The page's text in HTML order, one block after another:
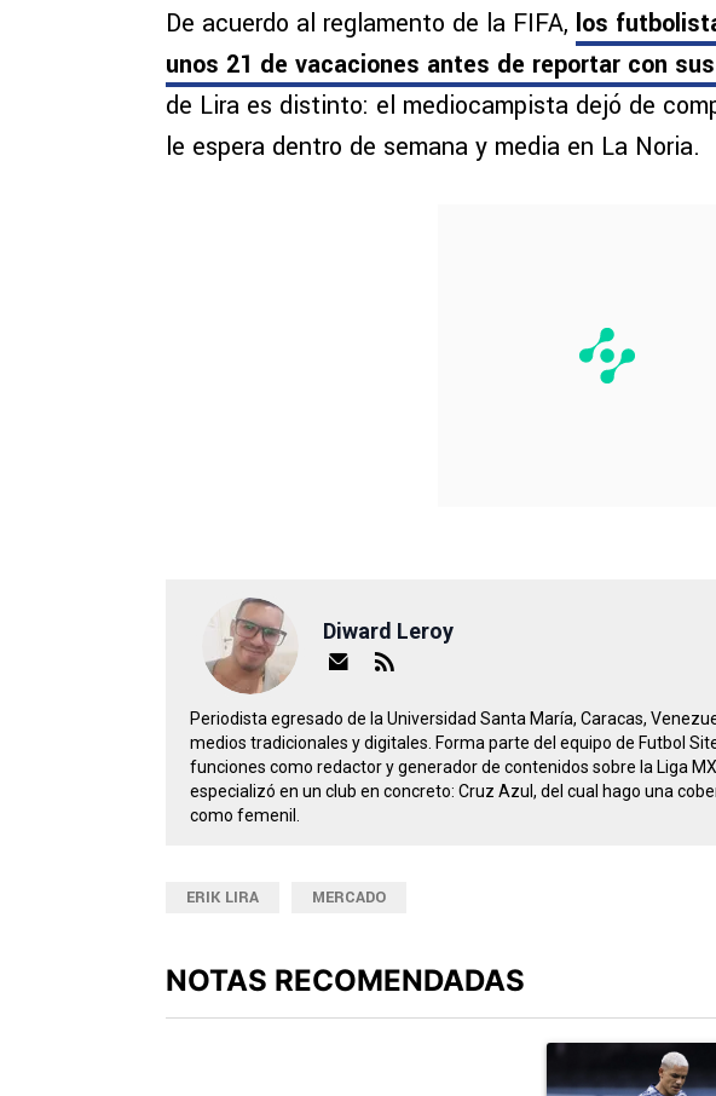
De acuerdo al reglamento de la FIFA, los
unos 21 de vacaciones antes de reportar con
de Lira es distinto: el mediocampista dejó de
le espera dentro de semana y media en La Noria.
Diward Leroy
Periodista egresado de la Universidad Santa María, Caracas,
medios tradicionales y digitales. Forma parte del equipo de Futbol
funciones como redactor y generador de contenidos sobre la Liga
especializó en un club en concreto: Cruz Azul, del cual hago una
como femenil.
ERIK LIRA MERCADO
NOTAS RECOMENDADAS
Un artículo de